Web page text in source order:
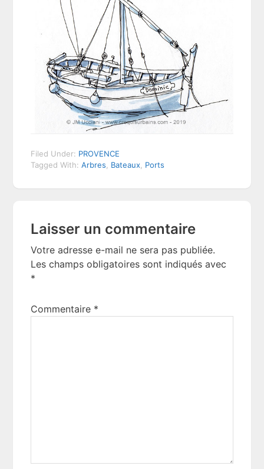
Filed Under: PROVENCE
Tagged With:Arbres, Bateaux, Ports
Interactions
Laisser un commentaire
Votre adresse e-mail ne sera pas publiée.
Les champs obligatoires sont indiqués avec
*
Commentaire *